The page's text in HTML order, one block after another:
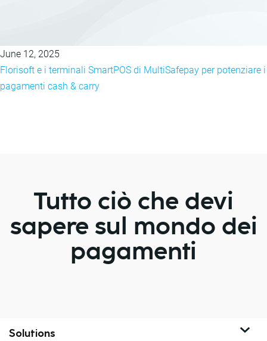
June 12, 2025
Florisoft e i terminali SmartPOS di MultiSafepay per potenziare i
pagamenti cash & carry
Tutto ciò che devi
sapere sul mondo dei
pagamenti
Solutions